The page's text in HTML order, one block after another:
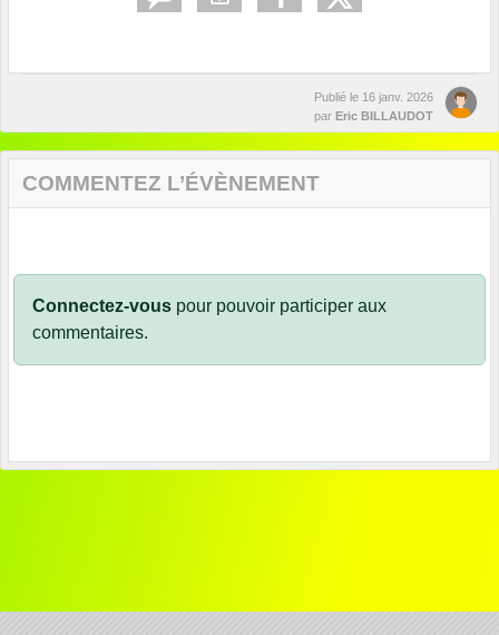
Publié le 16 janv. 2026
par Eric BILLAUDOT
COMMENTEZ L’ÉVÈNEMENT
Connectez-vous pour pouvoir participer aux
commentaires.